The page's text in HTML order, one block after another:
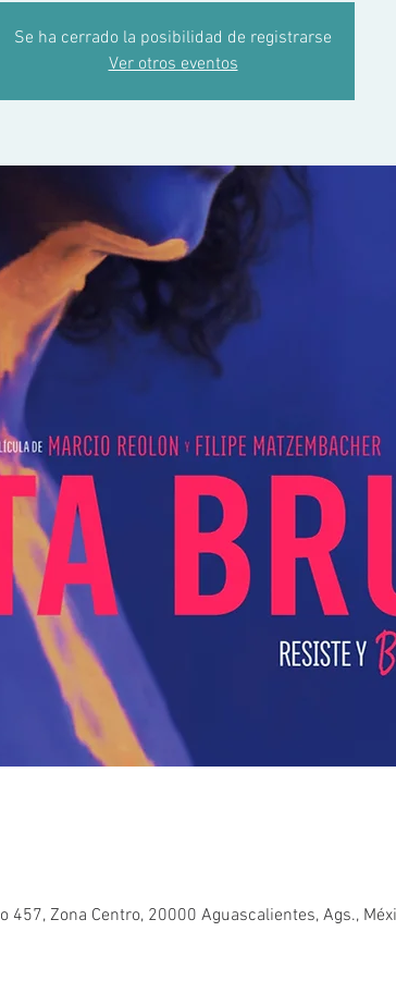
Se ha cerrado la posibilidad de registrarse
Ver otros eventos
457, Zona Centro, 20000 Aguascalientes, Ags.,